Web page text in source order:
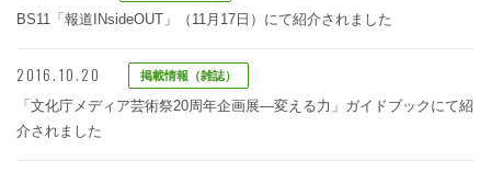
BS11「報道INsideOUT」（11月17日）にて紹介されました
2016.10.20 掲載情報（雑誌）
「文化庁メディア芸術祭20周年企画展—変える力」ガイドブックにて紹
介されました